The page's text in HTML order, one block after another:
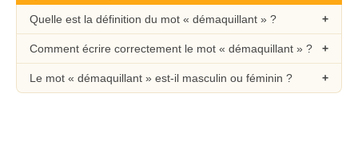
Quelle est la définition du mot « démaquillant » ?
Comment écrire correctement le mot « démaquillant » ?
Le mot « démaquillant » est-il masculin ou féminin ?